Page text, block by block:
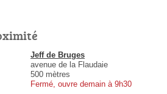
Jeff de Bruges
avenue de la Flaudaie
500 mètres
Fermé, ouvre demain à 9h30